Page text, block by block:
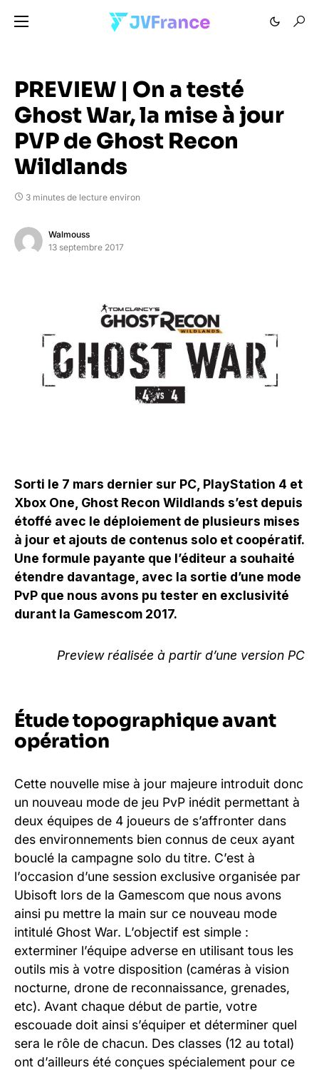
PREVIEW | On a testé
Ghost War, la mise à jour
PVP de Ghost Recon
Wildlands
3 minutes de lecture environ
Walmouss
13 septembre 2017
Sorti le 7 mars dernier sur PC, PlayStation 4 et
Xbox One, Ghost Recon Wildlands s’est depuis
étoffé avec le déploiement de plusieurs mises
à jour et ajouts de contenus solo et coopératif.
Une formule payante que l’éditeur a souhaité
étendre davantage, avec la sortie d’une mode
PvP que nous avons pu tester en exclusivité
durant la Gamescom 2017.
Preview réalisée à partir d’une version PC
Étude topographique avant
opération
Cette nouvelle mise à jour majeure introduit donc
un nouveau mode de jeu PvP inédit permettant à
deux équipes de 4 joueurs de s’affronter dans
des environnements bien connus de ceux ayant
bouclé la campagne solo du titre. C’est à
l’occasion d’une session exclusive organisée par
Ubisoft lors de la Gamescom que nous avons
ainsi pu mettre la main sur ce nouveau mode
intitulé Ghost War. L’objectif est simple :
exterminer l’équipe adverse en utilisant tous les
outils mis à votre disposition (caméras à vision
nocturne, drone de reconnaissance, grenades,
etc). Avant chaque début de partie, votre
escouade doit ainsi s’équiper et déterminer quel
sera le rôle de chacun. Des classes (12 au total)
ont d’ailleurs été conçues spécialement pour ce